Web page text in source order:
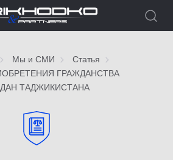
Мы и СМИ
Статья
ГРАЖДАНСТВА
ТАДЖИКИСТАНА